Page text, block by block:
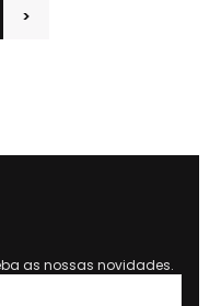
>
as nossas novidades.